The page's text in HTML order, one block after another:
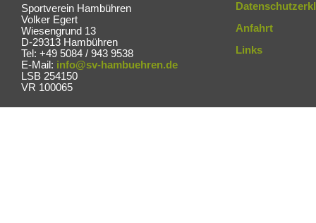
Sportverein Hambühren
Volker Egert
Wiesengrund 13
D-29313 Hambühren
Tel: +49 5084 / 943 9538
E-Mail: info@sv-hambuehren.de
LSB 254150
VR 100065
Anfahrt
Links